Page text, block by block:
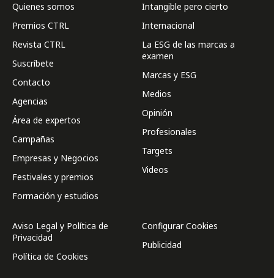
Quienes somos
Premios CTRL
Revista CTRL
Suscríbete
Contacto
Agencias
Área de expertos
Campañas
Empresas y Negocios
Festivales y premios
Formación y estudios
Intangible pero cierto
Internacional
La ESG de las marcas a
examen
Marcas y ESG
Medios
Opinión
Profesionales
Targets
Videos
Aviso Legal y Política de
Privacidad
Política de Cookies
Configurar Cookies
Publicidad